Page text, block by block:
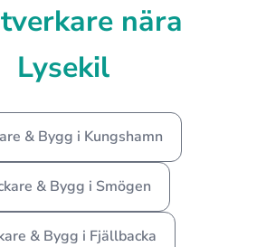
nära
Lysekil
& Bygg i Kungshamn
& Bygg i Smögen
& Bygg i Fjällbacka